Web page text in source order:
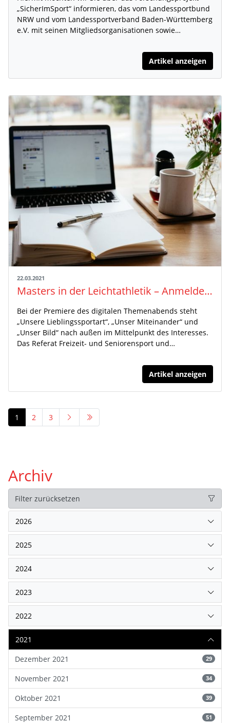
„SicherImSport“ informieren, das vom Landessportbund
NRW und vom Landessportverband Baden-Württemberg
e.V. mit seinen Mitgliedsorganisationen sowie…
Artikel anzeigen
22.03.2021
Masters in der Leichtathletik – Anmeldefenster für digitalen Themenabend geöffnet
Bei der Premiere des digitalen Themenabends steht
„Unsere Lieblingssportart“, „Unser Miteinander“ und
„Unser Bild“ nach außen im Mittelpunkt des Interesses.
Das Referat Freizeit- und Seniorensport und…
Artikel anzeigen
1 2 3
Archiv
Filter zurücksetzen
2026
2025
2024
2023
2022
2021
Dezember 2021
29
November 2021 34
Oktober 2021 39
September 2021 51